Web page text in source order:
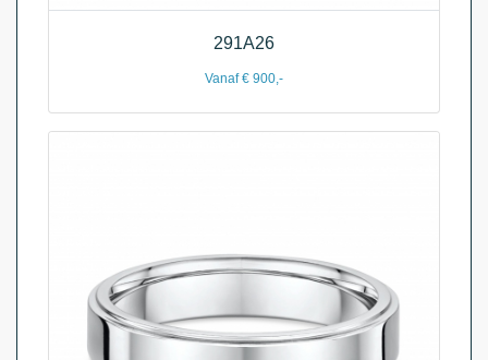
291A26
Vanaf € 900,-